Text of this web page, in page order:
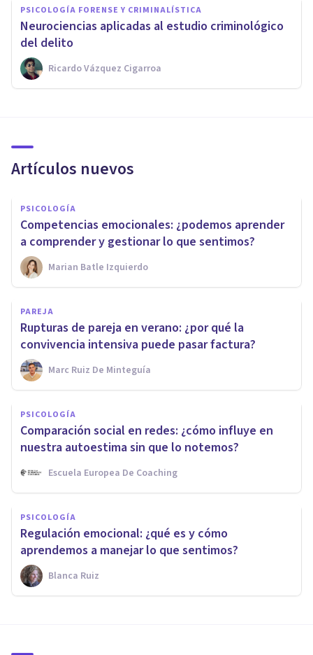
PSICOLOGÍA FORENSE Y CRIMINALÍSTICA
​Neurociencias aplicadas al estudio criminológico
del delito
Ricardo Vázquez Cigarroa
Artículos nuevos
PSICOLOGÍA
Competencias emocionales: ¿podemos aprender
a comprender y gestionar lo que sentimos?
Marian Batle Izquierdo
PAREJA
Rupturas de pareja en verano: ¿por qué la
convivencia intensiva puede pasar factura?
Marc Ruiz De Minteguía
PSICOLOGÍA
Comparación social en redes: ¿cómo influye en
nuestra autoestima sin que lo notemos?
Escuela Europea De Coaching
PSICOLOGÍA
Regulación emocional: ¿qué es y cómo
aprendemos a manejar lo que sentimos?
Blanca Ruiz